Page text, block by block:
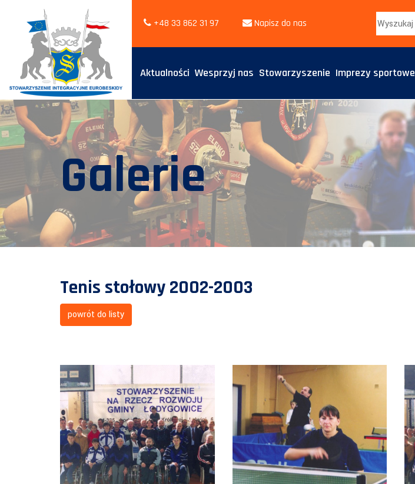
+48 33 862 31 97 Napisz do nas
Aktualności Wesprzyj nas Stowarzyszenie Imprezy sportowe
Galerie
Tenis stołowy 2002-2003
powrót do listy